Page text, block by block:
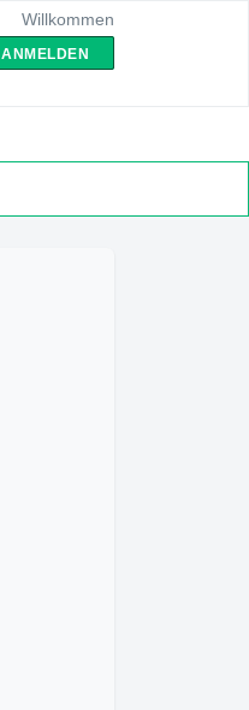
Willkommen
ANMELDEN